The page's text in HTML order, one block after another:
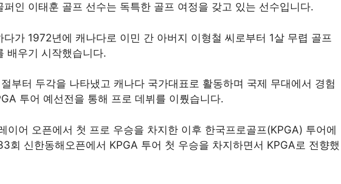
인 이태훈 골프 선수는 독특한 골프 여정을 갖고 있는 선수입니다.
가 1972년에 캐나다로 이민 간 아버지 이형철 씨로부터 1살 무렵 골프
배우기 시작했습니다.
부터 두각을 나타냈고 캐나다 국가대표로 활동하며 국제 무대에서 경험
투어 예선전을 통해 프로 데뷔를 이뤘습니다.
이어 오픈에서 첫 프로 우승을 차지한 이후 한국프로골프(KPGA) 투어에
회 신한동해오픈에서 KPGA 투어 첫 우승을 차지하면서 KPGA로 전향했